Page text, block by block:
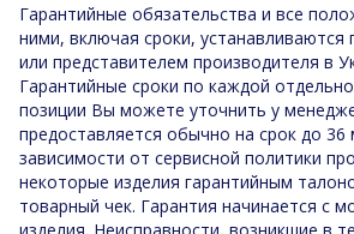
Гарантийные обязательства и все
ними, включая сроки, устанавливаются
или представителем производителя в
Гарантийные сроки по каждой
позиции Вы можете уточнить у
предоставляется обычно на срок до 36
зависимости от сервисной политики
некоторые изделия гарантийным
товарный чек. Гарантия начинается с